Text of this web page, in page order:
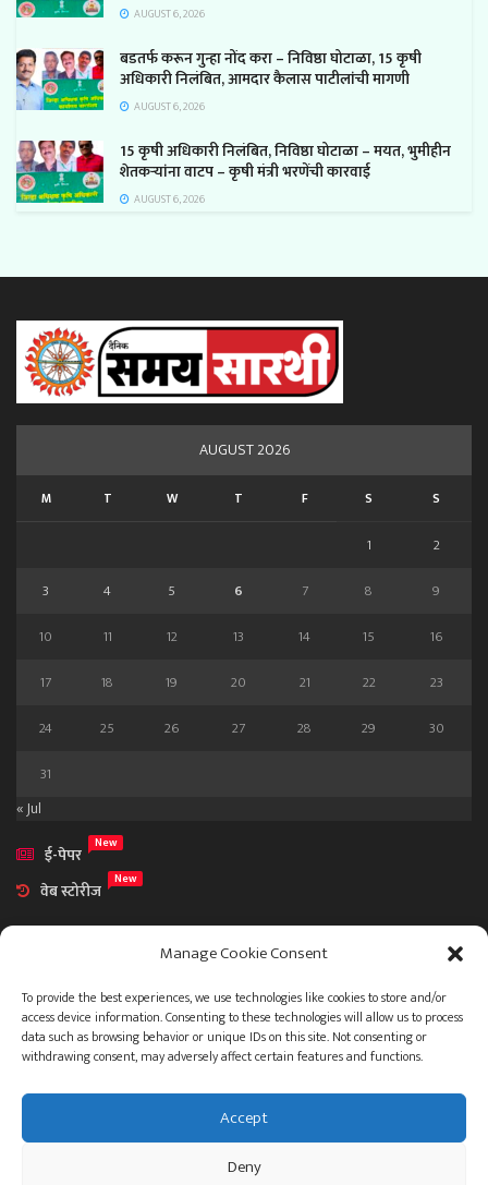
Manage Cookie Consent
To provide the best experiences, we use technologies like cookies to store and/or
access device information. Consenting to these technologies will allow us to process
data such as browsing behavior or unique IDs on this site. Not consenting or
withdrawing consent, may adversely affect certain features and functions.
Accept
Deny
AUGUST 6, 2026
बडतर्फ करून गुन्हा नोंद करा – निविष्ठा घोटाळा, 15 कृषी
अधिकारी निलंबित, आमदार कैलास पाटीलांची मागणी
AUGUST 6, 2026
15 कृषी अधिकारी निलंबित, निविष्ठा घोटाळा – मयत, भुमीहीन
शेतकऱ्यांना वाटप – कृषी मंत्री भरणेंची कारवाई
AUGUST 6, 2026
AUGUST 2026
M T W T F S S
1
2
3
4 5 6 7 8
9
10
11 12 13 14 15
16
17
18 19 20 21 22
23
24
25 26 27 28 29
30
31
« Jul
ई-पेपर
New
वेब स्टोरीज New
आमच्या विषयी
संपर्क